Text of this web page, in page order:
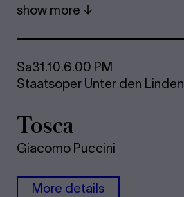
show more
Sa31.10.6.00 PM
Staatsoper Unter den Linden
Tosca
Giacomo Puccini
More details